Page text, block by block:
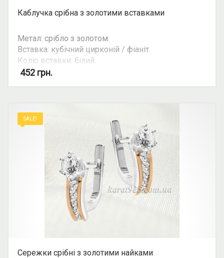
Каблучка срібна з золотими вставками
Метал: срібло з золотом.
Вставка: кубічний цирконій / фіаніт.
Колір вставки: білий.
Вид: з 1 камінням, круглий камінь.
452 грн.
SALE!
Сережки срібні з золотими найками